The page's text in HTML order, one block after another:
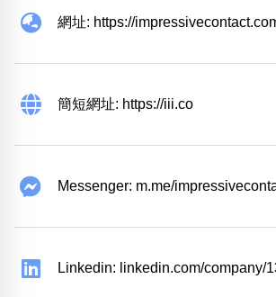
網址: https://
簡短網址: https://iii.co
Messenger: m.me/
Linkedin: linkedin.com/company/